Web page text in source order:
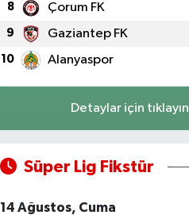
8 Çorum FK
9 Gaziantep FK
10 Alanyaspor
Detaylar için tıklayın
Süper Lig Fikstür
14 Ağustos, Cuma